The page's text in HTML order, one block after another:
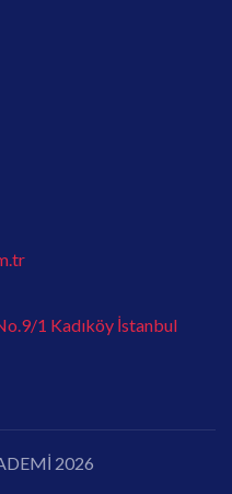
1 Kadıköy İstanbul
2026